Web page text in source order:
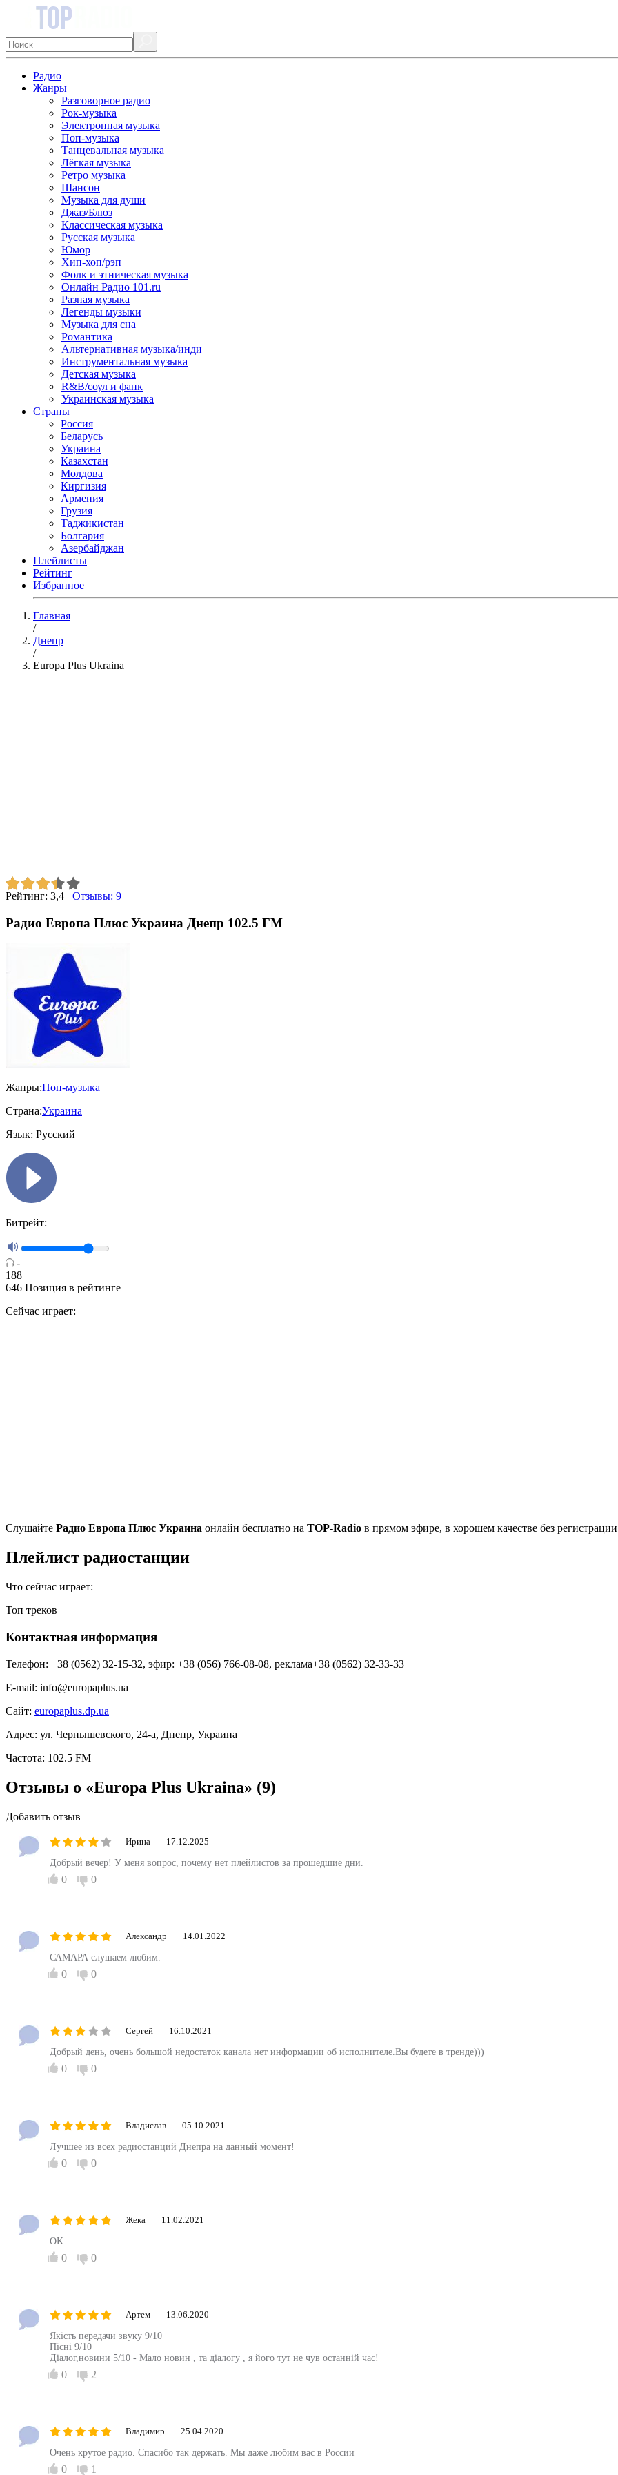
Радио
Жанры
Разговорное радио
Рок-музыка
Электронная музыка
Поп-музыка
Танцевальная музыка
Лёгкая музыка
Ретро музыка
Шансон
Музыка для души
Джаз/Блюз
Классическая музыка
Русская музыка
Юмор
Хип-хоп/рэп
Фолк и этническая музыка
Онлайн Радио 101.ru
Разная музыка
Легенды музыки
Музыка для сна
Романтика
Альтернативная музыка/инди
Инструментальная музыка
Детская музыка
R&B/cоул и фанк
Украинская музыка
Страны
Россия
Беларусь
Украина
Казахстан
Молдова
Киргизия
Армения
Грузия
Таджикистан
Болгария
Азербайджан
Плейлисты
Рейтинг
Избранное
Главная
/
Днепр
/
Europa Plus Ukraina
Рейтинг: 3,4 Отзывы: 9
Радио Европа Плюс Украина Днепр 102.5 FM
Жанры:Поп-музыка
Страна:Украина
Язык: Русский
Битрейт:
-
188
646 Позиция в рейтинге
Сейчас играет:
Cлушайте Радио Европа Плюс Украина онлайн бесплатно на TOP-Radio в прямом эфире, в хорошем качестве без
Плейлист радиостанции
Что сейчас играет:
Топ треков
Контактная информация
Телефон: +38 (0562) 32-15-32, эфир: +38 (056) 766-08-08, реклама+38 (0562) 32-33-33
E-mail: info@europaplus.ua
Сайт: europaplus.dp.ua
Адрес: ул. Чернышевского, 24-а, Днепр, Украина
Частота: 102.5 FM
Отзывы о «Europa Plus Ukraina» (9)
Добавить отзыв
Ирина 17.12.2025
Добрый вечер! У меня вопрос, почему нет плейлистов за прошедшие дни.
0 0
Александр 14.01.2022
САМАРА слушаем любим.
0 0
Сергей 16.10.2021
Добрый день, очень большой недостаток канала нет информации об исполнителе.Вы будете в тренде)))
0 0
Владислав 05.10.2021
Лучшее из всех радиостанций Днепра на данный момент!
0 0
Жека 11.02.2021
OK
0 0
Артем 13.06.2020
Якість передачи звуку 9/10
Пісні 9/10
Діалог,новини 5/10 - Мало новин , та діалогу , я його тут не чув останній час!
0 2
Владимир 25.04.2020
Очень крутое радио. Спасибо так держать. Мы даже любим вас в России
0 1